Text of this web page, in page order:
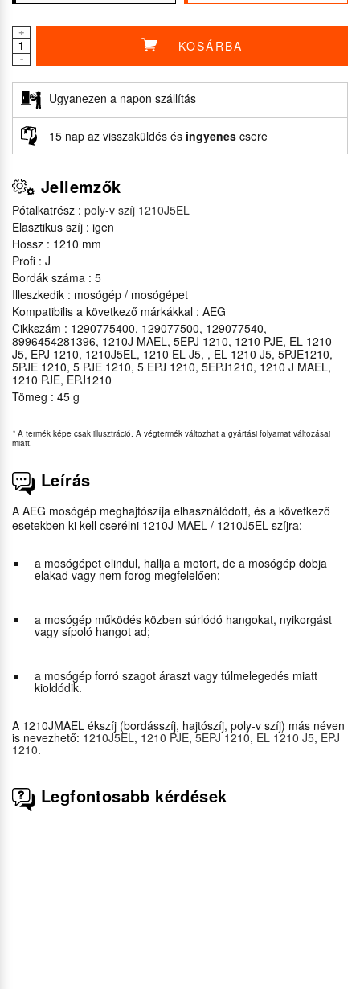
★★★★★
★★★★★ ★★★★★
★★★★★
+
-
KOSÁRBA
Ugyanezen a napon szállítás
15 nap az visszaküldés és ingyenes csere
Jellemzők
Pótalkatrész : poly-v szíj 1210J5EL
Elasztikus szíj : igen
Hossz : 1210 mm
Profi : J
Bordák száma : 5
Illeszkedik : mosógép / mosógépet
Kompatibilis a következő márkákkal : AEG
Cikkszám : 1290775400, 129077500, 129077540,
8996454281396, 1210J MAEL, 5EPJ 1210, 1210 PJE, EL 1210
J5, EPJ 1210, 1210J5EL, 1210 EL J5, , EL 1210 J5, 5PJE1210,
5PJE 1210, 5 PJE 1210, 5 EPJ 1210, 5EPJ1210, 1210 J MAEL,
1210 PJE, EPJ1210
Tömeg : 45 g
* A termék képe csak illusztráció. A végtermék változhat a gyártási folyamat változásai
miatt.
Leírás
A AEG mosógép meghajtószíja elhasználódott, és a következő
esetekben ki kell cserélni 1210J MAEL / 1210J5EL szíjra:
a mosógépet elindul, hallja a motort, de a mosógép dobja
elakad vagy nem forog megfelelően;
a mosógép működés közben súrlódó hangokat, nyikorgást
vagy sípoló hangot ad;
a mosógép forró szagot áraszt vagy túlmelegedés miatt
kioldódik.
A 1210JMAEL ékszíj (bordásszíj, hajtószíj, poly-v szíj) más néven
is nevezhető: 1210J5EL, 1210 PJE,5EPJ 1210, EL 1210 J5, EPJ
1210.
Legfontosabb kérdések